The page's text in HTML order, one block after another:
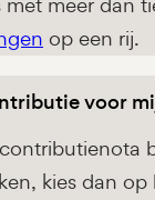
op een rij.
voor
kies dan